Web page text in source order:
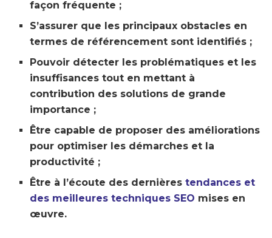
façon fréquente ;
S’assurer que les principaux obstacles en
termes de référencement sont identifiés ;
Pouvoir détecter les problématiques et les
insuffisances tout en mettant à
contribution des solutions de grande
importance ;
Être capable de proposer des améliorations
pour optimiser les démarches et la
productivité ;
Être à l’écoute des dernièrestendances et
des meilleures techniques SEO mises en
œuvre.